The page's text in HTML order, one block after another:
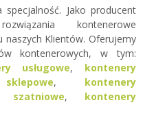
Jako producent
kontenerowe
naszych Klientów. Oferujemy
kontenerowych, w tym:
usługowe, kontenery
, kontenery
szatniowe, kontenery